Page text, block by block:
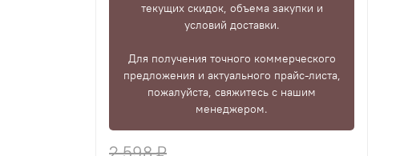
текущих скидок, объема закупки и
условий доставки.
Для получения точного коммерческого
предложения и актуального прайс-листа,
пожалуйста, свяжитесь с нашим
менеджером.